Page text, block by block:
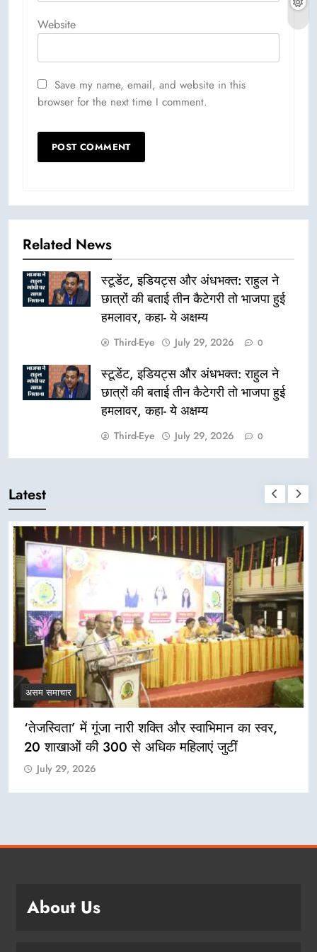
Website
Save my name, email, and website in this
browser for the next time I comment.
Related News
स्टूडेंट, इडियट्स और अंधभक्त: राहुल ने
छात्रों की बताई तीन कैटेगरी तो भाजपा हुई
हमलावर, कहा- ये अक्षम्य
Third-Eye July 29, 2026 0
स्टूडेंट, इडियट्स और अंधभक्त: राहुल ने
छात्रों की बताई तीन कैटेगरी तो भाजपा हुई
हमलावर, कहा- ये अक्षम्य
Third-Eye July 29, 2026 0
Latest
असम समाचार
‘तेजस्विता’ में गूंजा नारी शक्ति और स्वाभिमान का स्वर,
20 शाखाओं की 300 से अधिक महिलाएं जुटीं
July 29, 2026
About Us